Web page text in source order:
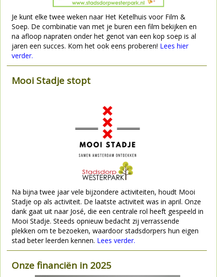
Je kunt elke twee weken naar Het Ketelhuis voor Film &
Soep. De combinatie van met je buren een film bekijken en
na afloop napraten onder het genot van een kop soep is al
jaren een succes. Kom het ook eens proberen! Lees hier
verder.
Mooi Stadje stopt
Na bijna twee jaar vele bijzondere activiteiten, houdt Mooi
Stadje op als activiteit. De laatste activiteit was in april. Onze
dank gaat uit naar José, die een centrale rol heeft gespeeld in
Mooi Stadje. Steeds opnieuw bedacht zij verrassende
plekken om te bezoeken, waardoor stadsdorpers hun eigen
stad beter leerden kennen. Lees verder.
Onze financiën in 2025